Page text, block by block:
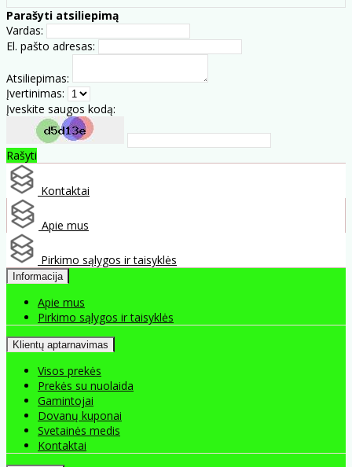
Parašyti atsiliepimą
Vardas:
El. pašto adresas:
Atsiliepimas:
Įvertinimas:
Įveskite saugos kodą:
Rašyti
Kontaktai
Apie mus
Pirkimo sąlygos ir taisyklės
Informacija
Apie mus
Pirkimo sąlygos ir taisyklės
Klientų aptarnavimas
Visos prekės
Prekės su nuolaida
Gamintojai
Dovanų kuponai
Svetainės medis
Kontaktai